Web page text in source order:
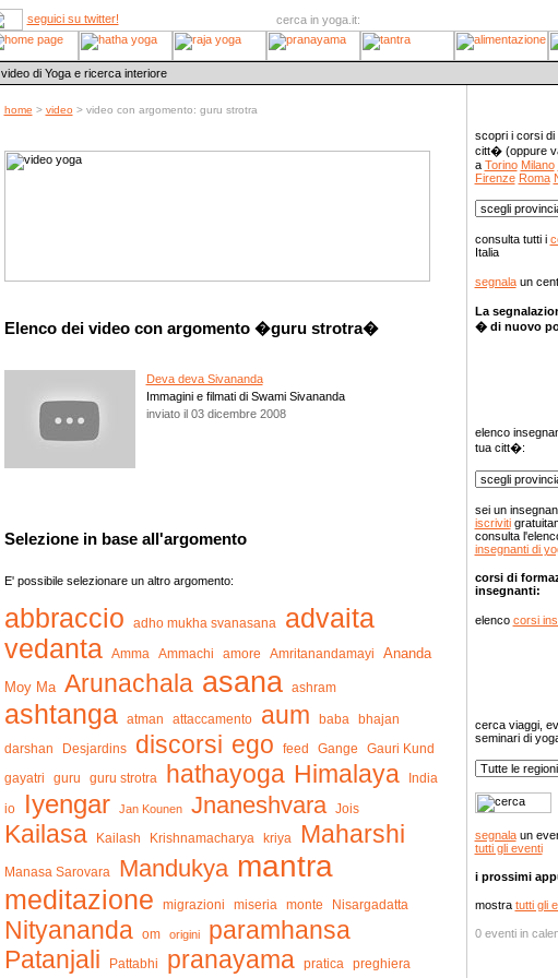
seguici su twitter! cerca in yoga.it:
video di Yoga e ricerca interiore
home > video> video con argomento: guru strotra
Elenco dei video con argomento �guru strotra�
Deva deva Sivananda
Immagini e filmati di Swami Sivananda
inviato il 03 dicembre 2008
Selezione in base all'argomento
E' possibile selezionare un altro argomento:
abbraccio adho mukha svanasana
advaita
vedanta
Amma Ammachi amore Amritanandamayi Ananda
Moy Ma Arunachala asana ashram
ashtanga atman attaccamento aum baba
bhajan
darshan
Desjardins discorsi ego feed Gange Gauri Kund
gayatri guru guru strotra hathayoga Himalaya
India
io
Iyengar Jan Kounen Jnaneshvara Jois
Kailasa Kailash Krishnamacharya kriya Maharshi
Manasa Sarovara Mandukya mantra
meditazione migrazioni miseria monte Nisargadatta
Nityananda om origini paramhansa
Patanjali Pattabhi pranayama pratica preghiera
Corsi yoga
scopri i corsi di
citt� (oppure
a Torino Milano
Firenze Roma
consulta tutti i
Italia
segnalaun
La
� di nuovo
Insegnanti
elenco
tua citt�:
sei un
iscriviti
consulta
insegnanti di
corsi di
insegnanti:
elenco corsi
Eventi e
cerca viaggi,
seminari di
segnalaun
tutti gli eventi
i prossimi
mostra tutti gli
0 eventi in